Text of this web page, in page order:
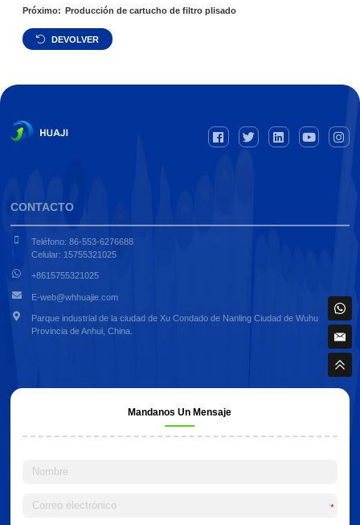
Próximo: Producción de cartucho de filtro plisado
DEVOLVER
CONTACTO
Teléfono: 86-553-6276688
Celular: 15755321025
+8615755321025
E-web@whhuajie.com
Parque industrial de la ciudad de Xu Condado de Nanling Ciudad de Wuhu
Provincia de Anhui, China.
Mandanos Un Mensaje
*